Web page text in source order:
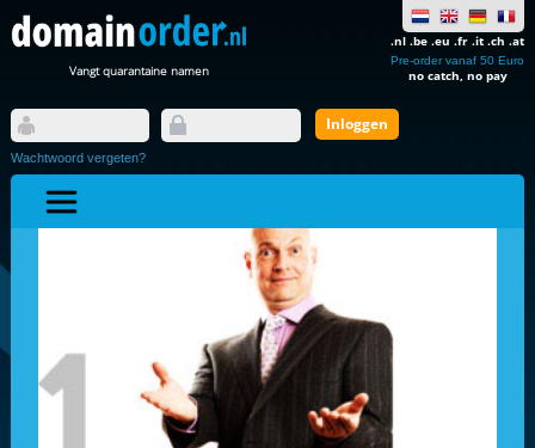
Vangt quarantaine namen
.nl .be .eu .fr .it .ch .at
Pre-order vanaf 50 Euro
no catch, no pay
Wachtwoord vergeten?